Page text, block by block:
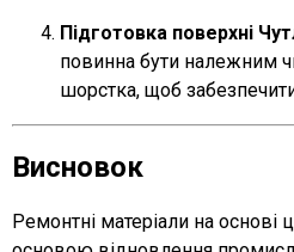
Підготовка поверхні
повинна бути належним
шорстка, щоб
Висновок
Ремонтні матеріали на